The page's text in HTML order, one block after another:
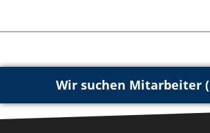
Wir suchen Mitarbeiter